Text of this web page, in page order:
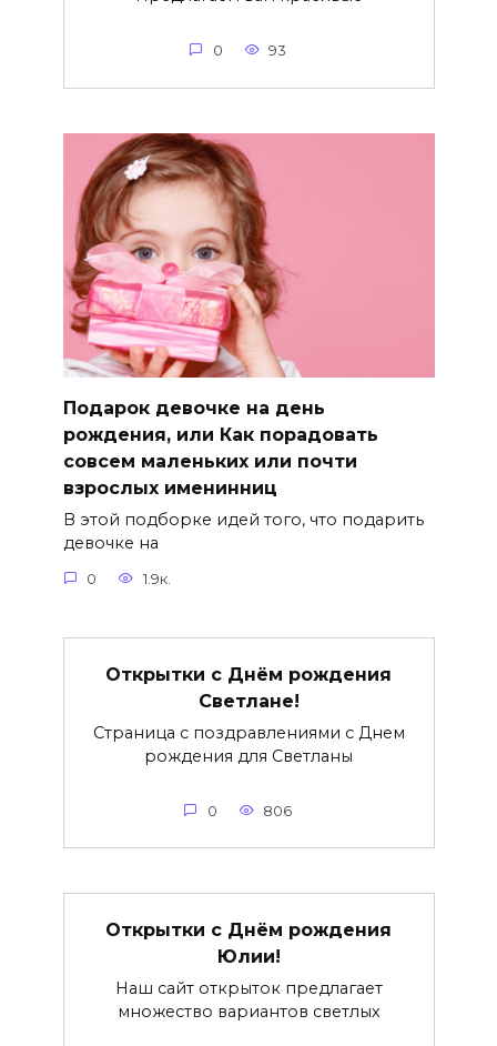
0 93
Подарок девочке на день
рождения, или Как порадовать
совсем маленьких или почти
взрослых именинниц
В этой подборке идей того, что подарить
девочке на
0 1.9к.
Открытки с Днём рождения
Светлане!
Страница с поздравлениями с Днем
рождения для Светланы
0 806
Открытки с Днём рождения
Юлии!
Наш сайт открыток предлагает
множество вариантов светлых